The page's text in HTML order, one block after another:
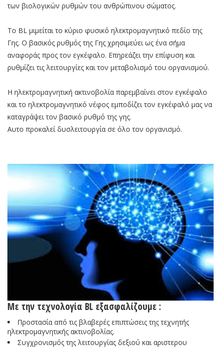
των βιολογικών ρυθμών του ανθρώπινου σώματος.
Το BL μιμείται το κύριο φυσικό ηλεκτρομαγνητικό πεδίο της
Γης. Ο βασικός ρυθμός της Γης χρησιμεύει ως ένα σήμα
αναφοράς προς τον εγκέφαλο. Επηρεάζει την επίφυση και
ρυθμίζει τις λειτουργίες και τον μεταβολισμό του οργανισμού.
Η ηλεκτρομαγνητική ακτινοβολία παρεμβαίνει στον εγκέφαλο
και το ηλεκτρομαγνητικό νέφος εμποδίζει τον εγκέφαλό μας να
καταγράψει τον βασικό ρυθμό της γης.
Αυτο προκαλεί δυσλειτουργία σε όλο τον οργανισμό.
Με την τεχνολογία BL εξασφαλίζουμε :
Προστασία από τις βλαβερές επιπτώσεις της τεχνητής
ηλεκτρομαγνητικής ακτινοβολίας.
Συγχρονισμός της λειτουργίας δεξιού και αριστερου